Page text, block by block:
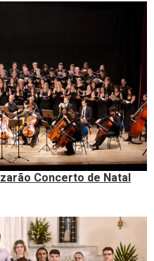
Concerto de Natal